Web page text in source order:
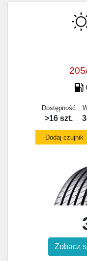
Dostępność
>16 szt.
Dodaj czujnik
Zobacz